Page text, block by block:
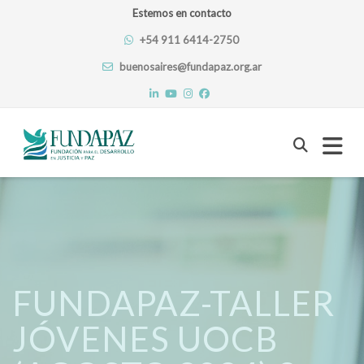
Estemos en contacto
+54 911 6414-2750
buenosaires@fundapaz.org.ar
Skip
FUNDAPAZ-TALLER
JÓVENES UOCB